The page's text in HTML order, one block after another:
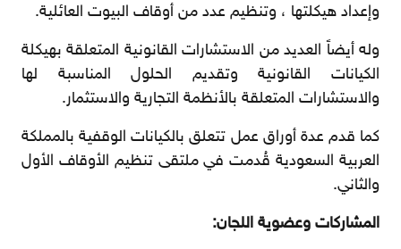
وإعداد هيكلتها ، وتنظيم عدد من أوقاف البيوت العائلية.
وله أيضاً العديد من الاستشارات القانونية المتعلقة بهيكلة
الكيانات القانونية وتقديم الحلول المناسبة لها
والاستشارات المتعلقة بالأنظمة التجارية والاستثمار.
كما قدم عدة أوراق عمل تتعلق بالكيانات الوقفية بالمملكة
العربية السعودية قُدمت في ملتقى تنظيم الأوقاف الأول
والثاني.
المشاركات وعضوية اللجان: